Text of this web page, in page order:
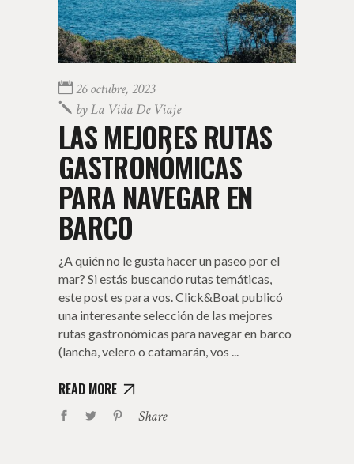
26 octubre, 2023
byLa Vida De Viaje
LAS MEJORES RUTAS
GASTRONÓMICAS
PARA NAVEGAR EN
BARCO
¿A quién no le gusta hacer un paseo por el
mar? Si estás buscando rutas temáticas,
este post es para vos. Click&Boat publicó
una interesante selección de las mejores
rutas gastronómicas para navegar en barco
(lancha, velero o catamarán, vos
READ MORE
Share